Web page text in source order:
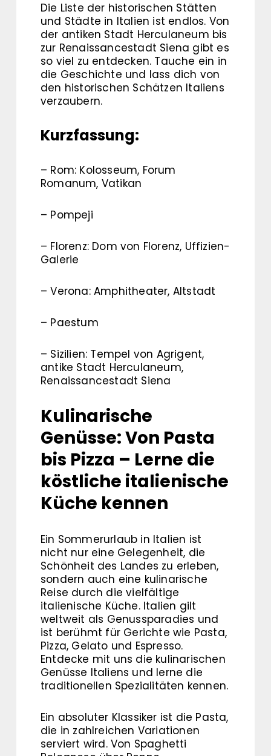
Die Liste der historischen Stätten
und Städte in Italien ist endlos. Von
der antiken Stadt Herculaneum bis
zur Renaissancestadt Siena gibt es
so viel zu entdecken. Tauche ein in
die Geschichte und lass dich von
den historischen Schätzen Italiens
verzaubern.
Kurzfassung:
– Rom: Kolosseum, Forum
Romanum, Vatikan
– Pompeji
– Florenz: Dom von Florenz, Uffizien-
Galerie
– Verona: Amphitheater, Altstadt
– Paestum
– Sizilien: Tempel von Agrigent,
antike Stadt Herculaneum,
Renaissancestadt Siena
Kulinarische
Genüsse: Von Pasta
bis Pizza – Lerne die
köstliche italienische
Küche kennen
Ein Sommerurlaub in Italien ist
nicht nur eine Gelegenheit, die
Schönheit des Landes zu erleben,
sondern auch eine kulinarische
Reise durch die vielfältige
italienische Küche. Italien gilt
weltweit als Genussparadies und
ist berühmt für Gerichte wie Pasta,
Pizza, Gelato und Espresso.
Entdecke mit uns die kulinarischen
Genüsse Italiens und lerne die
traditionellen Spezialitäten kennen.
Ein absoluter Klassiker ist die Pasta,
die in zahlreichen Variationen
serviert wird. Von Spaghetti